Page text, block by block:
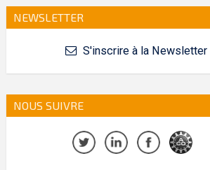
NEWSLETTER
S'inscrire à la Newsletter
NOUS SUIVRE